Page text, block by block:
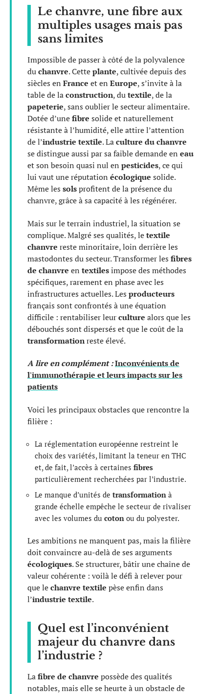
Le chanvre, une fibre aux
multiples usages mais pas
sans limites
Impossible de passer à côté de la polyvalence
duchanvre. Cetteplante, cultivée depuis des
siècles en France et en Europe, s’invite à la
table de laconstruction, dutextile, de la
papeterie, sans oublier le secteur alimentaire.
Dotée d’unefibre solide et naturellement
résistante à l’humidité, elle attire l’attention
de l’industrie textile. Laculture du chanvre
se distingue aussi par sa faible demande en eau
et son besoin quasi nul en pesticides, ce qui
lui vaut une réputation écologique solide.
Même les solsprofitent de la présence du
chanvre, grâce à sa capacité à les régénérer.
Mais sur le terrain industriel, la situation se
complique. Malgré ses qualités, letextile
chanvre reste minoritaire, loin derrière les
mastodontes du secteur. Transformer les fibres
de chanvre en textilesimpose des méthodes
spécifiques, rarement en phase avec les
infrastructures actuelles. Les producteurs
français sont confrontés à une équation
difficile : rentabiliser leurculture alors que les
débouchés sont dispersés et que le coût de la
transformationreste élevé.
A lire en complément :Inconvénients de
l'immunothérapie et leurs impacts sur les
patients
Voici les principaux obstacles que rencontre la
filière :
La réglementation européenne restreint le
choix des variétés, limitant la teneur en THC
et, de fait, l’accès à certaines fibres
particulièrement recherchées par l’industrie.
Le manque d’unités de transformation à
grande échelle empêche le secteur de rivaliser
avec les volumes du coton ou du polyester.
Les ambitions ne manquent pas, mais la filière
doit convaincre au-delà de ses arguments
écologiques. Se structurer, bâtir une chaîne de
valeur cohérente : voilà le défi à relever pour
que lechanvre textile pèse enfin dans
l’industrie textile.
Quel est l’inconvénient
majeur du chanvre dans
l’industrie ?
Lafibre de chanvre possède des qualités
notables, mais elle se heurte à un obstacle de